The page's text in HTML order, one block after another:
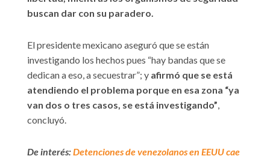
buscan dar con su paradero.
El presidente mexicano aseguró que se están
investigando los hechos pues “hay bandas que se
dedican a eso, a secuestrar”; y afirmó que se está
atendiendo el problema porque en esa zona “ya
van dos o tres casos, se está investigando”,
concluyó.
De interés:Detenciones de venezolanos en EEUU cae